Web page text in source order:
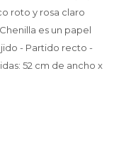
roto y rosa claro
es un papel
- Partido recto -
52 cm de ancho x